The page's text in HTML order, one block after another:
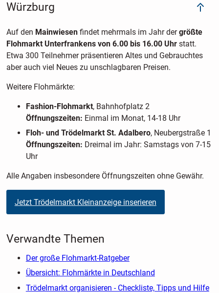
Würzburg
Auf den Mainwiesenfindet mehrmals im Jahr dergrößte
Flohmarkt Unterfrankens von 6.00 bis 16.00 Uhrstatt.
Etwa 300 Teilnehmer präsentieren Altes und Gebrauchtes
aber auch viel Neues zu unschlagbaren Preisen.
Weitere Flohmärkte:
Fashion-Flohmarkt, Bahnhofplatz 2
Öffnungszeiten: Einmal im Monat, 14-18 Uhr
Floh- und Trödelmarkt St. Adalbero, Neubergstraße 1
Öffnungszeiten: Dreimal im Jahr: Samstags von 7-15
Uhr
Alle Angaben insbesondere Öffnungszeiten ohne Gewähr.
Jetzt Trödelmarkt Kleinanzeige inserieren
Verwandte Themen
Der große Flohmarkt-Ratgeber
Übersicht: Flohmärkte in Deutschland
Trödelmarkt organisieren - Checkliste, Tipps und Hilfe